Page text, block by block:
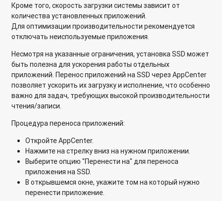
Как подключить сетевое хранилище QNAP к Интернету
через PPPoE?
Как добавить ярлык для быстрого запуска приложений на
экран входа?
Как узнать текущую версию установленного приложения
QPKG?
WordPress: настройка автоматического обновления
хранилище?
Qremote: дистанционное управление HD Station
Подключение сетевого хранилища QNAP к телевизору
через порт HDMI
Кроме того, скорость загрузки системы зависит от
количества установленных приложений.
Для оптимизации производительности рекомендуется
отключать неиспользуемые приложения.
Несмотря на указанные ограничения, установка SSD может
быть полезна для ускорения работы отдельных
приложений. Перенос приложений на SSD через AppCenter
позволяет ускорить их загрузку и исполнение, что особенно
важно для задач, требующих высокой производительности
чтения/записи.
Процедура переноса приложений:
Откройте AppCenter.
Нажмите на стрелку вниз на нужном приложении.
Выберите опцию "Перенести на" для переноса
приложения на SSD.
В открывшемся окне, укажите том на который нужно
перенести приложение.